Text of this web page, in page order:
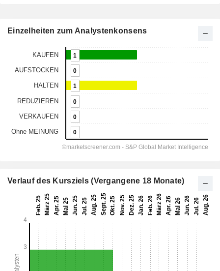
Einzelheiten zum Analystenkonsens
Verlauf des Kursziels (Vergangene 18 Monate)